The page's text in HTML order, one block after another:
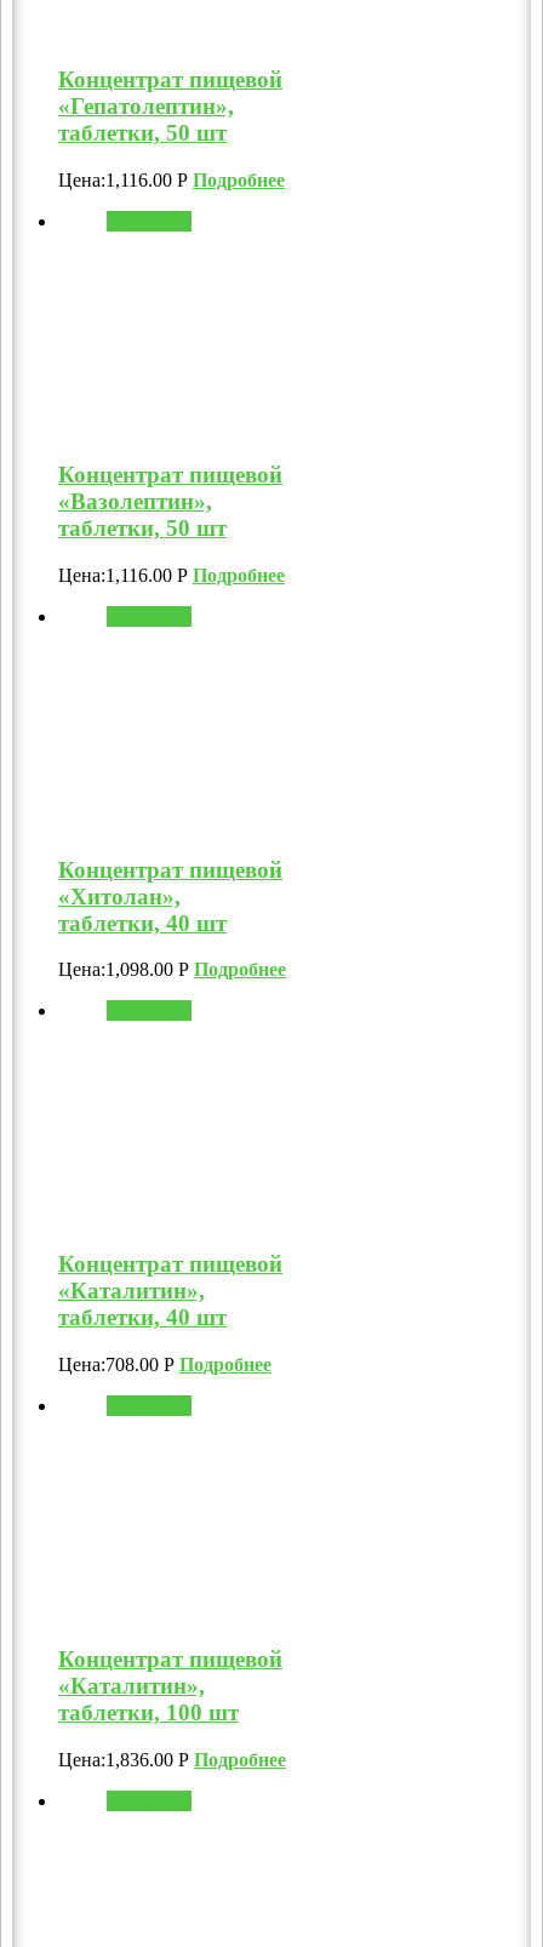
Концентрат пищевой
«Гепатолептин»,
таблетки, 50 шт
Цена:1,116.00 Р Подробнее
Концентрат пищевой
«Вазолептин»,
таблетки, 50 шт
Цена:1,116.00 Р Подробнее
Концентрат пищевой
«Хитолан»,
таблетки, 40 шт
Цена:1,098.00 Р Подробнее
Концентрат пищевой
«Каталитин»,
таблетки, 40 шт
Цена:708.00 Р Подробнее
Концентрат пищевой
«Каталитин»,
таблетки, 100 шт
Цена:1,836.00 Р Подробнее